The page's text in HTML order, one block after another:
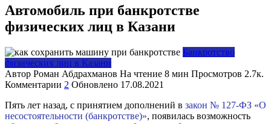
Автомобиль при банкротстве
физических лиц в Казани
Банкротство
физических лиц в Казани
Автор Роман Абдрахманов На чтение 8 мин Просмотров 2.7к.
Комментарии 2 Обновлено 17.08.2021
Пять лет назад, с принятием дополнений в закон № 127-ФЗ «О
несостоятельности (банкротстве)», появилась возможность